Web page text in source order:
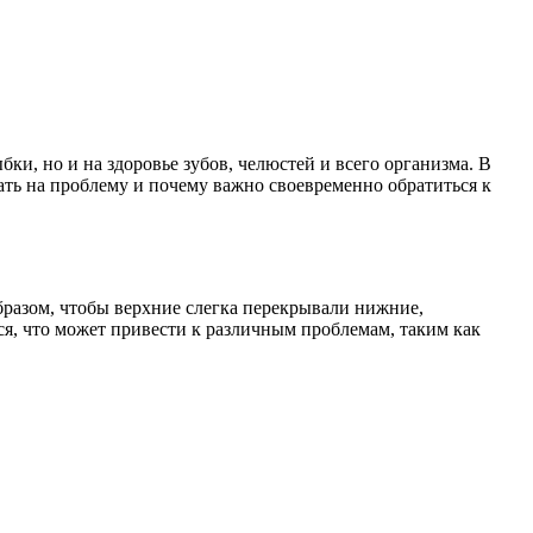
но и на здоровье зубов, челюстей и всего организма. В
на проблему и почему важно своевременно обратиться к
чтобы верхние слегка перекрывали нижние,
что может привести к различным проблемам, таким как